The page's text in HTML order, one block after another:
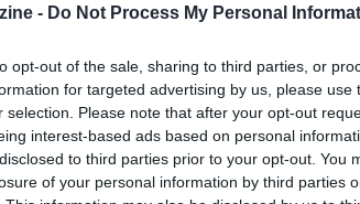
- Do Not Process My Personal
opt-out of the sale, sharing to third parties, or
for targeted advertising by us, please use
selection. Please note that after your opt-out
interest-based ads based on personal
to third parties prior to your opt-out. You
of your personal information by third parties
agricole. L’iniziativa si inserisce in un
attualmente circa
273 million
di
in modo più grave i paesi a
il33 percenta fronte del3
annuncio, pubblicato il 15/06/
all’educazione tramite la fornitura